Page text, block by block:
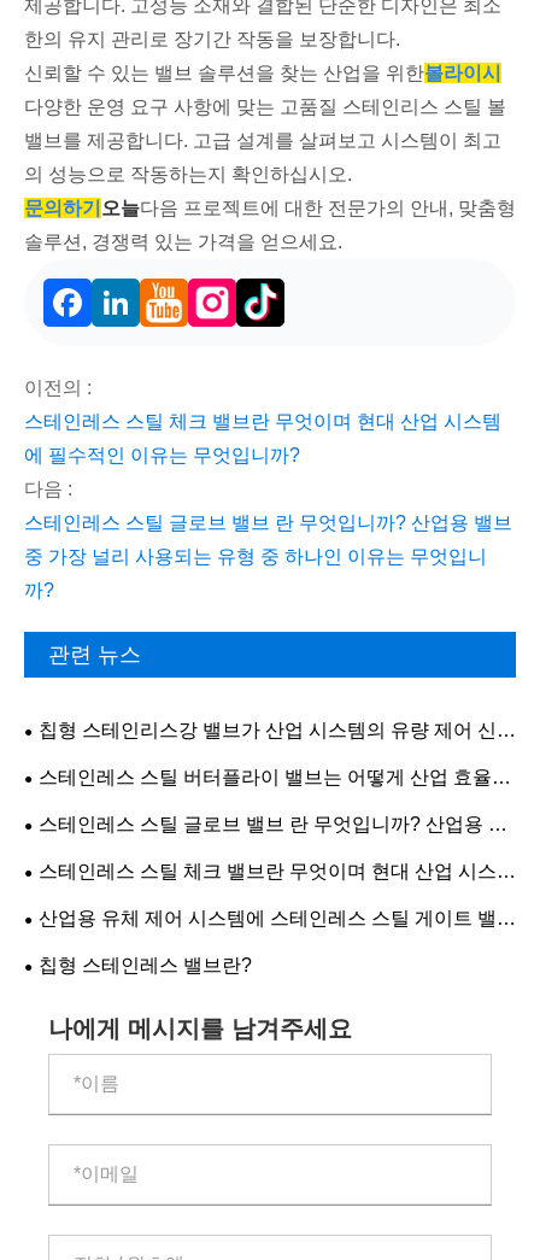
제공합니다. 고성능 소재와 결합된 단순한 디자인은 최소
한의 유지 관리로 장기간 작동을 보장합니다.
신뢰할 수 있는 밸브 솔루션을 찾는 산업을 위한볼라이시
다양한 운영 요구 사항에 맞는 고품질 스테인리스 스틸 볼
밸브를 제공합니다. 고급 설계를 살펴보고 시스템이 최고
의 성능으로 작동하는지 확인하십시오.
문의하기 오늘다음 프로젝트에 대한 전문가의 안내, 맞춤형
솔루션, 경쟁력 있는 가격을 얻으세요.
FacebookLinkedIn
이전의 :
스테인레스 스틸 체크 밸브란 무엇이며 현대 산업 시스템
에 필수적인 이유는 무엇입니까?
다음 :
스테인레스 스틸 글로브 밸브 란 무엇입니까? 산업용 밸브
중 가장 널리 사용되는 유형 중 하나인 이유는 무엇입니
까?
관련 뉴스
칩형 스테인리스강 밸브가 산업 시스템의 유량 제어 신뢰
성을 어떻게 향상시키는가?
스테인레스 스틸 버터플라이 밸브는 어떻게 산업 효율성
을 향상합니까?
스테인레스 스틸 글로브 밸브 란 무엇입니까? 산업용 밸
브 중 가장 널리 사용되는 유형 중 하나인 이유는 무엇입니
스테인레스 스틸 체크 밸브란 무엇이며 현대 산업 시스템
에 필수적인 이유는 무엇입니까?
산업용 유체 제어 시스템에 스테인레스 스틸 게이트 밸브
를 선택하는 이유는 무엇입니까?
칩형 스테인레스 밸브란?
나에게 메시지를 남겨주세요